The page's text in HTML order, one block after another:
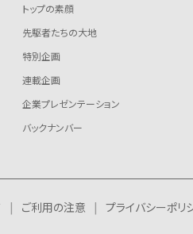
トップの素顔
先駆者たちの大地
特別企画
連載企画
企業プレゼンテーション
バックナンバー
ご利用の注意 プライバシーポリ